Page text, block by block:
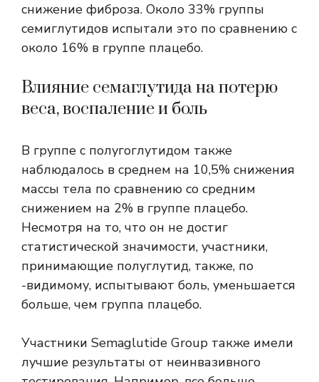
снижение фиброза. Около 33% группы
семиглутидов испытали это по сравнению с
около 16% в группе плацебо.
Влияние семаглутида на потерю
веса, воспаление и боль
В группе с полугоглутидом также
наблюдалось в среднем на 10,5% снижения
массы тела по сравнению со средним
снижением на 2% в группе плацебо.
Несмотря на то, что он не достиг
статистической значимости, участники,
принимающие полуглутид, также, по
-видимому, испытывают боль, уменьшается
больше, чем группа плацебо.
Участники Semaglutide Group также имели
лучшие результаты от неинвазивного